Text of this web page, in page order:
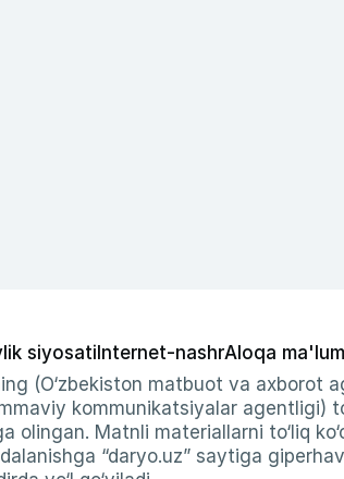
siyosati Internet-nashrAloqa
(O‘zbekiston matbuot va axborot
kommunikatsiyalar agentligi)
olingan. Matnli materiallarni to‘liq
“daryo.uz” saytiga